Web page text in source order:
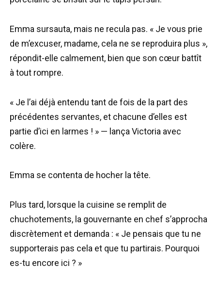
Emma sursauta, mais ne recula pas. « Je vous prie
de m’excuser, madame, cela ne se reproduira plus »,
répondit-elle calmement, bien que son cœur battît
à tout rompre.
« Je l’ai déjà entendu tant de fois de la part des
précédentes servantes, et chacune d’elles est
partie d’ici en larmes ! » — lança Victoria avec
colère.
Emma se contenta de hocher la tête.
Plus tard, lorsque la cuisine se remplit de
chuchotements, la gouvernante en chef s’approcha
discrètement et demanda : « Je pensais que tu ne
supporterais pas cela et que tu partirais. Pourquoi
es-tu encore ici ? »